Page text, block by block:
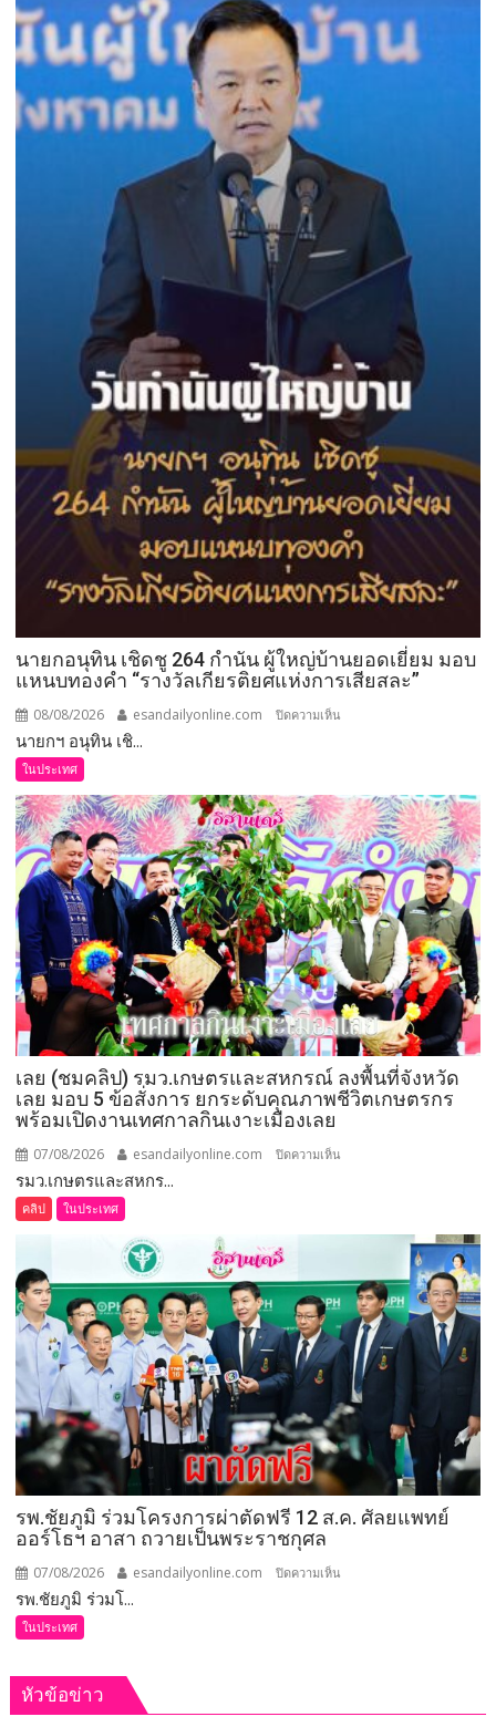
นายกอนุทิน เชิดชู 264 กำนัน ผู้ใหญ่บ้านยอดเยี่ยม มอบ
แหนบทองคำ “รางวัลเกียรติยศแห่งการเสียสละ”
08/08/2026 esandailyonline.com ปิดความเห็น
264
กำนัน
ผู้ใหญ่
บ้าน
ยอด
เยี่ยม
มอบ
แหนบ
ทองคำ
“รางวัล
เกียรติยศ
แห่ง
การ
นายกฯ อนุทิน เชิ...
ในประเทศ
เลย (ชมคลิป) รมว.เกษตรและสหกรณ์ ลงพื้นที่จังหวัด
เลย มอบ 5 ข้อสั่งการ ยกระดับคุณภาพชีวิตเกษตรกร
พร้อมเปิดงานเทศกาลกินเงาะเมืองเลย
07/08/2026 esandailyonline.com ปิดความเห็น
สหกรณ์
ลงพื้น
ที่
จังหวัด
เลย
มอบ
5
สั่ง
การ
งาน
รมว.เกษตรและสหกร...
คลิป ในประเทศ
รพ.ชัยภูมิ ร่วมโครงการผ่าตัดฟรี 12 ส.ค. ศัลยแพทย์
ออร์โธฯ อาสา ถวายเป็นพระราชกุศล
07/08/2026 esandailyonline.com ปิดความเห็น
12
รพ.ชัยภูมิ ร่วมโ...
ในประเทศ
หัวข้อข่าว